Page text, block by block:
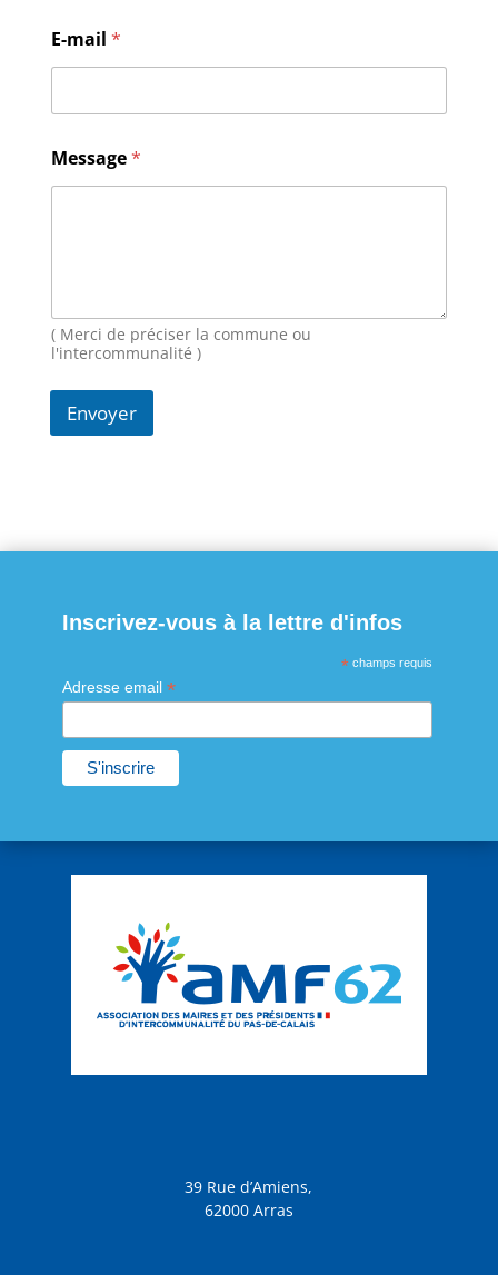
o
m
e
s
a
g
i
l
E-mail *
Message*
( Merci de préciser la commune ou
l'intercommunalité )
Envoyer
Inscrivez-vous à la lettre d'infos
* champs requis
Adresse email *
39 Rue d’Amiens,
62000 Arras